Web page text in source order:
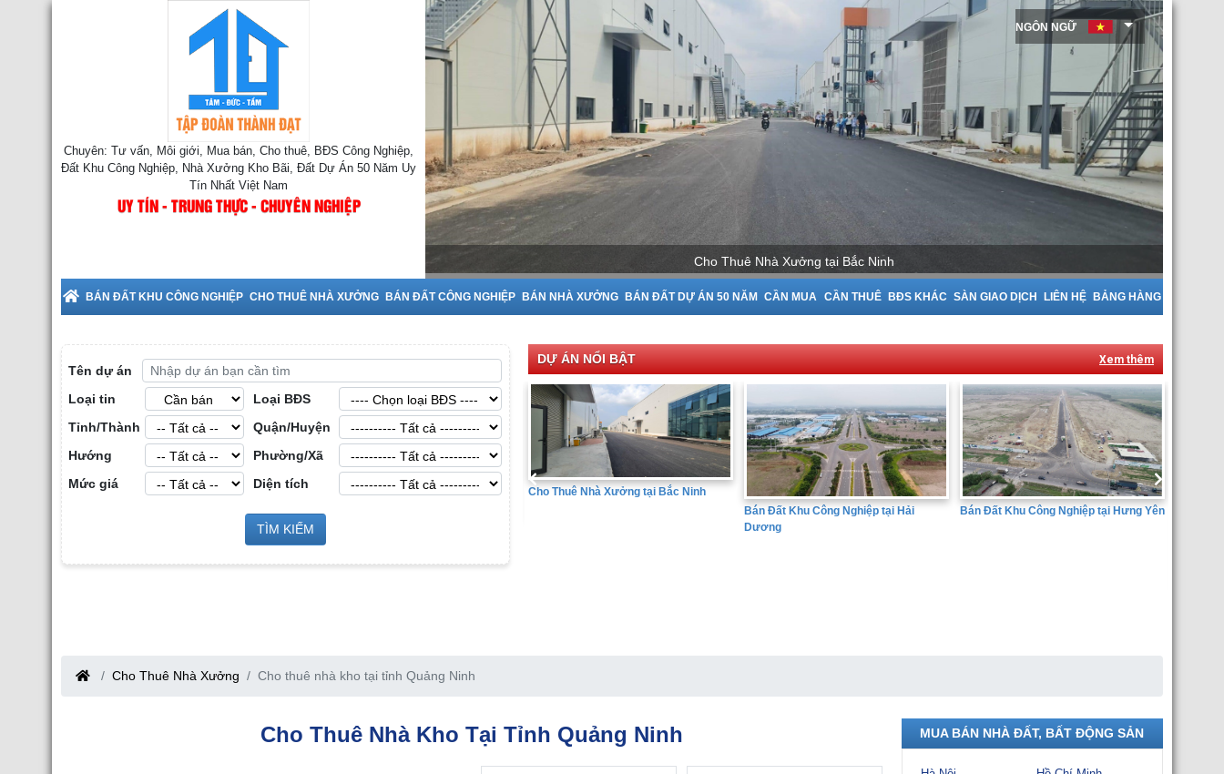
Chuyên: Tư vấn, Môi giới, Mua bán, Cho thuê, BĐS Công Nghiệp,
Đất Khu Công Nghiệp, Nhà Xưởng Kho Bãi, Đất Dự Án 50 Năm Uy
Tín Nhất Việt Nam
UY TÍN - TRUNG THỰC - CHUYÊN NGHIỆP
Cho Thuê Nhà Xưởng tại Bắc Ninh
BÁN ĐẤT KHU CÔNG NGHIỆP CHO THUÊ NHÀ XƯỞNG BÁN ĐẤT CÔNG NGHIỆP BÁN NHÀ XƯỞNG BÁN ĐẤT DỰ ÁN 50 NĂM CẦN MUA CẦN THUÊ BĐS KHÁC SÀN GIAO DỊCH LIÊN HỆ BẢNG HÀNG
NGÔN NGỮ
Tên dự án
Loại tin
Loại BĐS
Tỉnh/Thành
Quận/Huyện
Hướng
Phường/Xã
Mức giá
Diện tích
TÌM KIẾM
DỰ ÁN NỔI BẬT Xem thêm
Sàn Môi Giới Bất Động Sản Công
Cho Thuê Nhà Xưởng tại Hưng Yên
Cho Thuê Nhà Xưởng tại Bắc Ninh
Bán Đất Khu Công Nghiệp tại Hải
Dương
Bán Đất Khu Công Nghiệp tại Hưng Yên
Cho Thuê Nhà Xưởng Cho thuê nhà kho tại tỉnh Quảng Ninh
Cho Thuê Nhà Kho Tại Tỉnh Quảng Ninh MUA BÁN NHÀ ĐẤT, BẤT ĐỘNG SẢN